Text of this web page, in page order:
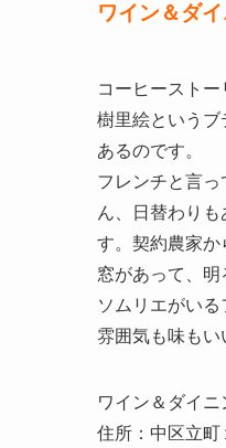
ワイン＆ダ
コーヒースト
樹里絵という
あるのです。
フレンチと言
ん、日替わり
す。契約農家か
窓があって、明
ソムリエがいる
雰囲気も味もい
ワイン＆ダイ
住所：中区立